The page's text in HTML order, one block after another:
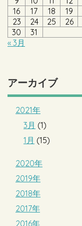
16
17 18 19
23
24 25 26
30
31
« 3月
アーカイブ
2021年
3月 (1)
1月 (15)
2020年
2019年
2018年
2017年
2016年